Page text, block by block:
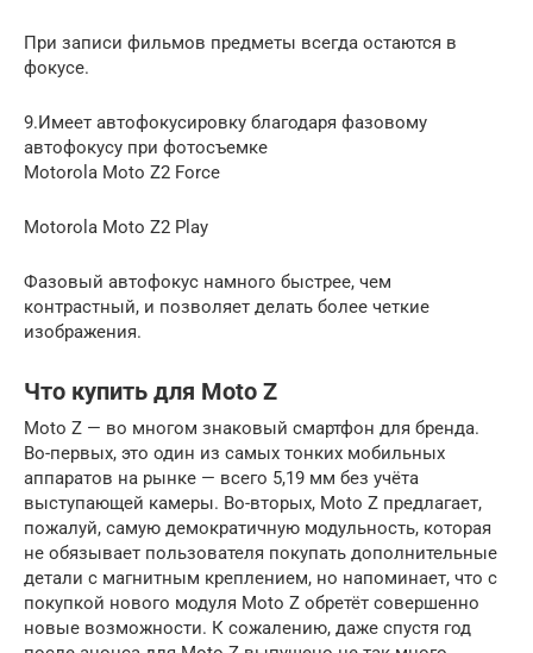
При записи фильмов предметы всегда остаются в
фокусе.
9.Имеет автофокусировку благодаря фазовому
автофокусу при фотосъемке
Motorola Moto Z2 Force
Motorola Moto Z2 Play
Фазовый автофокус намного быстрее, чем
контрастный, и позволяет делать более четкие
изображения.
Что купить для Moto Z
Moto Z — во многом знаковый смартфон для бренда.
Во-первых, это один из самых тонких мобильных
аппаратов на рынке — всего 5,19 мм без учёта
выступающей камеры. Во-вторых, Moto Z предлагает,
пожалуй, самую демократичную модульность, которая
не обязывает пользователя покупать дополнительные
детали с магнитным креплением, но напоминает, что с
покупкой нового модуля Moto Z обретёт совершенно
новые возможности. К сожалению, даже спустя год